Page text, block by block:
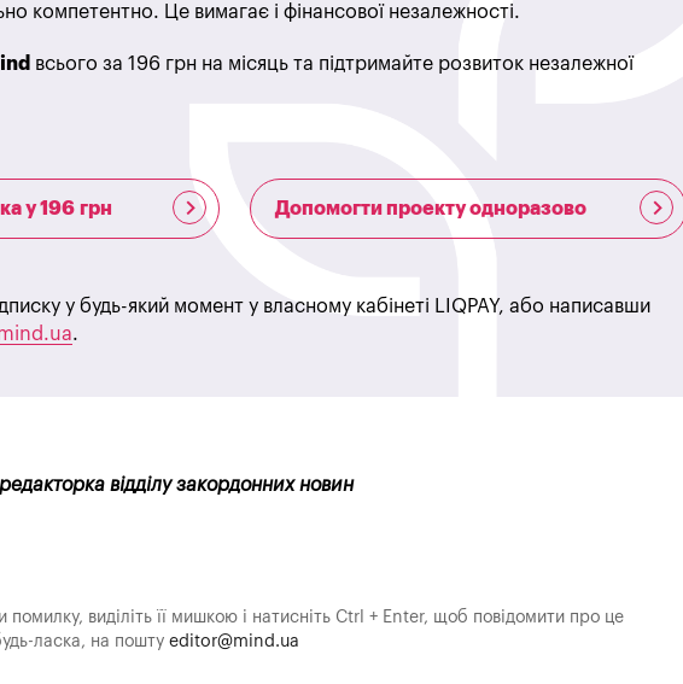
компетентно. Це вимагає і фінансової незалежності.
всього за 196 грн на місяць та підтримайте розвиток незалежної
у 196 грн Допомогти проекту одноразово
у будь-який момент у власному кабінеті LIQPAY, або написавши
.
відділу закордонних новин
виділіть її мишкою і натисніть Ctrl + Enter, щоб повідомити про це
ласка, на пошту editor@mind.ua